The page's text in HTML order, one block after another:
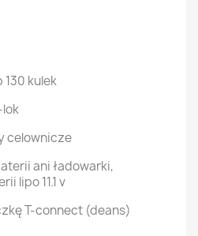
kulek
celownicze
ani ładowarki,
lipo 11.1 v
T-connect (deans)